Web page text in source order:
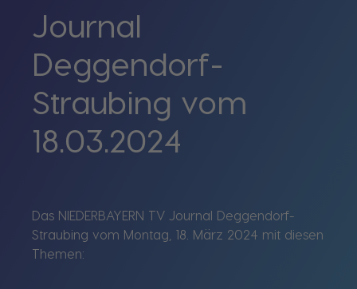
Journal
Deggendorf-
Straubing vom
18.03.2024
Das NIEDERBAYERN TV Journal Deggendorf-
Straubing vom Montag, 18. März 2024 mit diesen
Themen: